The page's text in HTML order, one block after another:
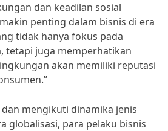
dan keadilan sosial
penting dalam bisnis di era
tidak hanya fokus pada
tetapi juga memperhatikan
akan memiliki reputasi
mengikuti dinamika jenis
globalisasi, para pelaku bisnis